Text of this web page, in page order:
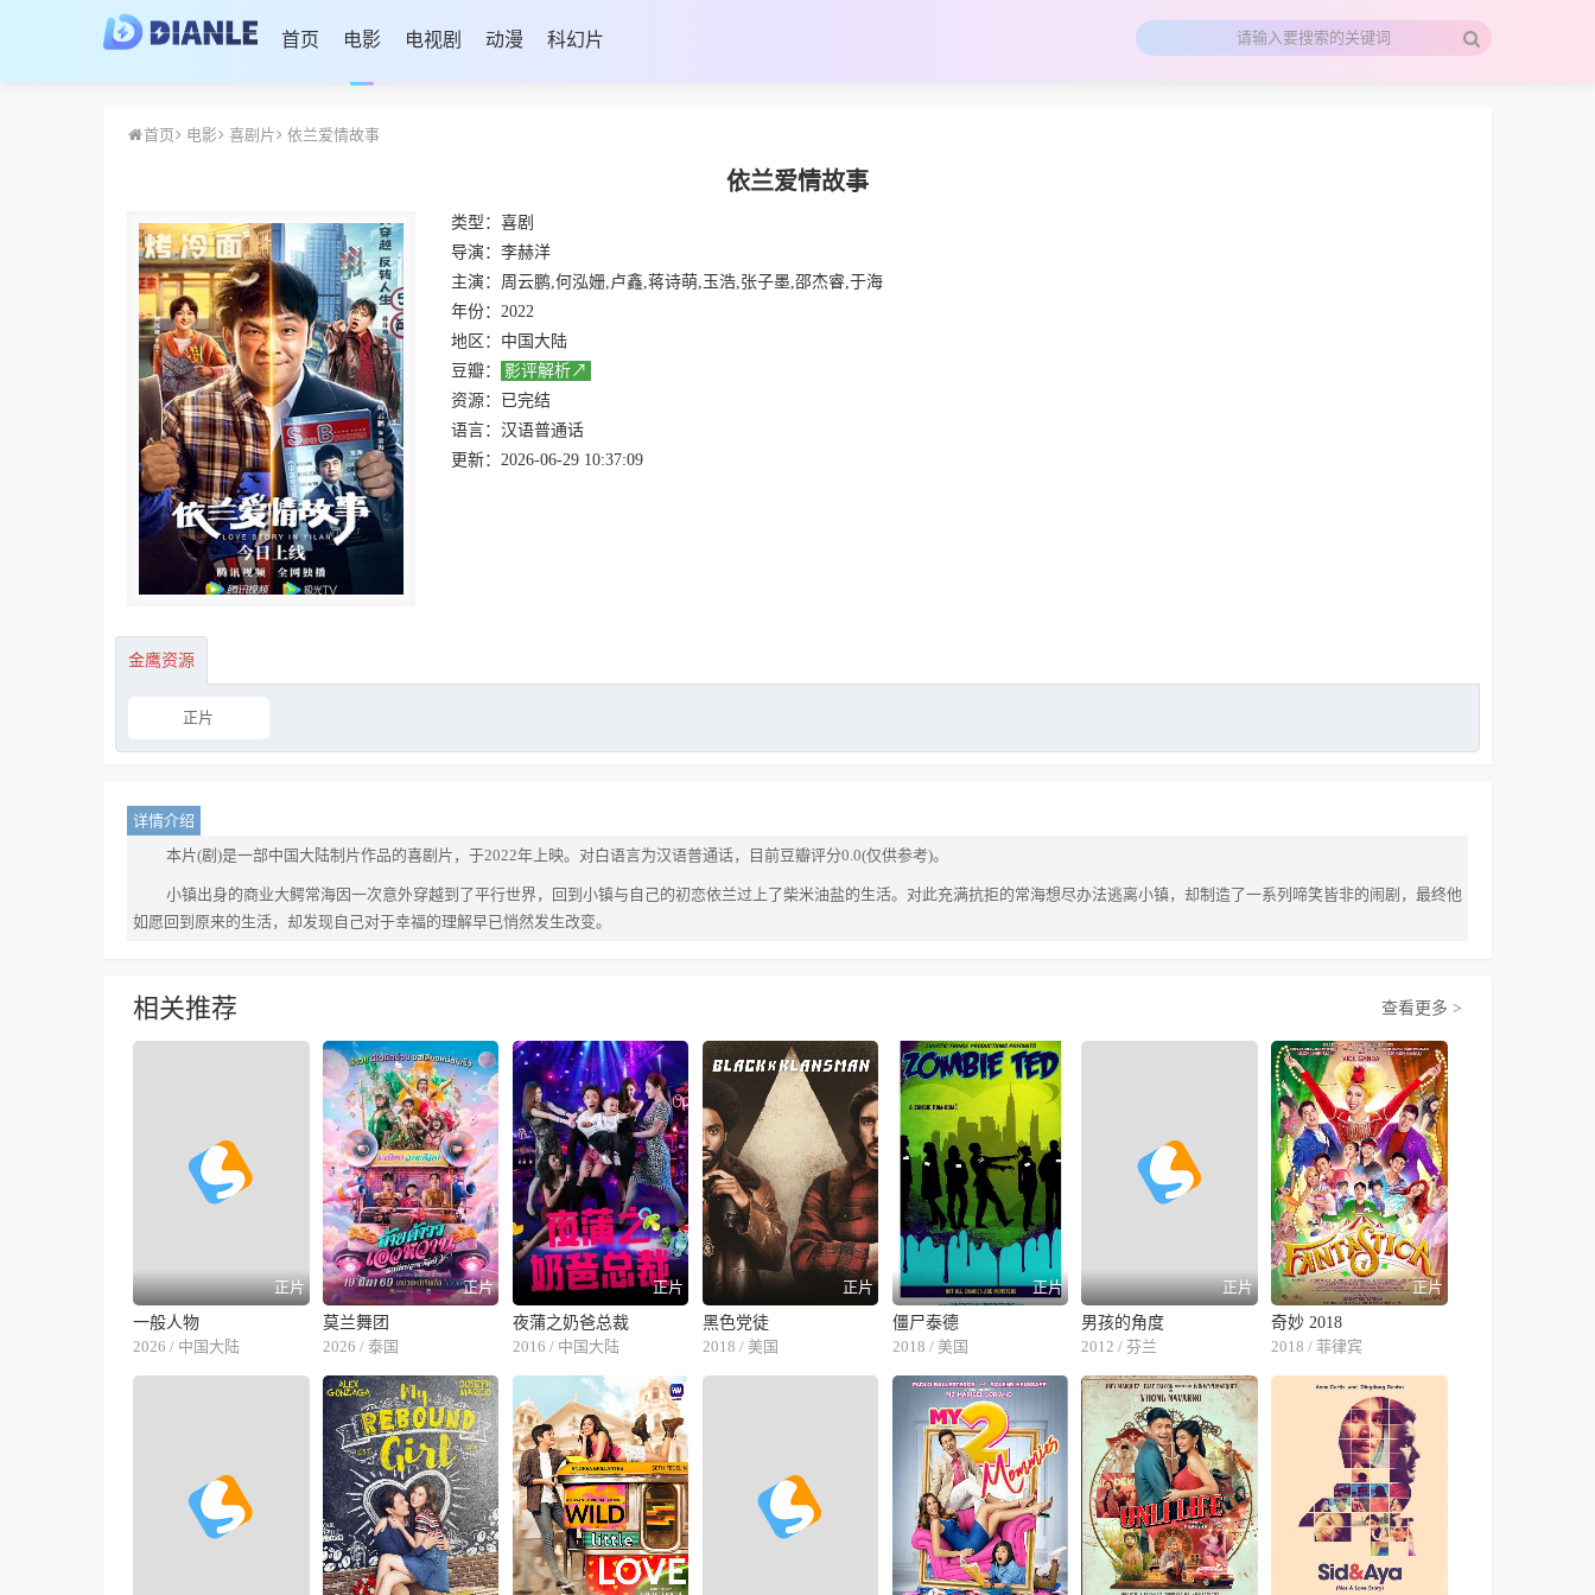
首页 电影 电视剧 动漫 科幻片
首页 电影 喜剧片 依兰爱情故事
依兰爱情故事
类型： 喜剧
导演： 李赫洋
主演： 周云鹏,何泓姗,卢鑫,蒋诗萌,玉浩,张子墨,邵杰睿,于海
年份： 2022
地区： 中国大陆
豆瓣：
影评解析↗
资源：
已完结
语言： 汉语普通话
更新： 2026-06-29 10:37:09
金鹰资源
正片
详情介绍
本片(剧)是一部中国大陆制片作品的喜剧片，于2022年上映。对白语言为汉语普通话，目前豆瓣评分0.0(仅供参考)。
小镇出身的商业大鳄常海因一次意外穿越到了平行世界，回到小镇与自己的初恋依兰过上了柴米油盐的生活。对此充满抗拒的常海想尽办法逃离小镇，却制造了一系列啼笑皆非的闹剧，最终他
如愿回到原来的生活，却发现自己对于幸福的理解早已悄然发生改变。
相关推荐 查看更多 >
正片
一般人物
2026 / 中国大陆
正片
莫兰舞团
2026 / 泰国
正片
夜蒲之奶爸总裁
2016 / 中国大陆
正片
黑色党徒
2018 / 美国
正片
僵尸泰德
2018 / 美国
正片
男孩的角度
2012 / 芬兰
正片
奇妙 2018
2018 / 菲律宾